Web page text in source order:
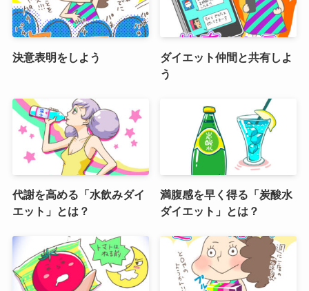
決意表明をしよう
ダイエット仲間と共有しよ
う
代謝を高める「水飲みダイ
エット」とは？
満腹感を早く得る「炭酸水
ダイエット」とは？